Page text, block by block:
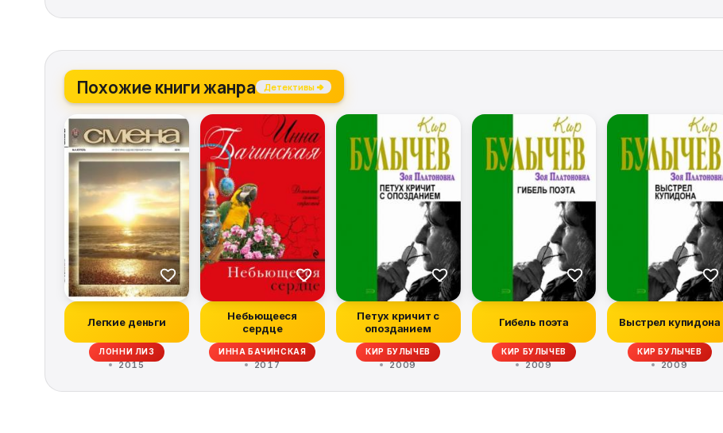
Похожие книги жанра Детективы →
Легкие деньги
ЛОННИ ЛИЗ
2015
Небьющееся
сердце
ИННА БАЧИНСКАЯ
2017
Петух кричит с
опозданием
КИР БУЛЫЧЕВ
2009
Гибель поэта
КИР БУЛЫЧЕВ
2009
Выстрел купидона
КИР БУЛЫЧЕВ
2009